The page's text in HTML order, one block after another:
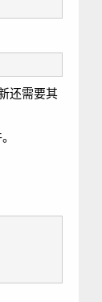
还需要其